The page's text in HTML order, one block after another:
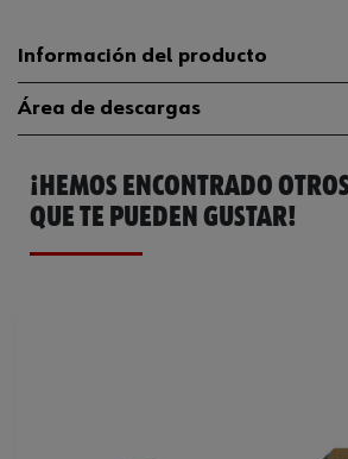
Información del producto
Tipo de punta PH
Longitud 50
Accionamiento
Área de descargas
Catálogo General
Ficha Técnica
¡HEMOS ENCONTRADO
QUE TE PUEDEN GUSTAR!